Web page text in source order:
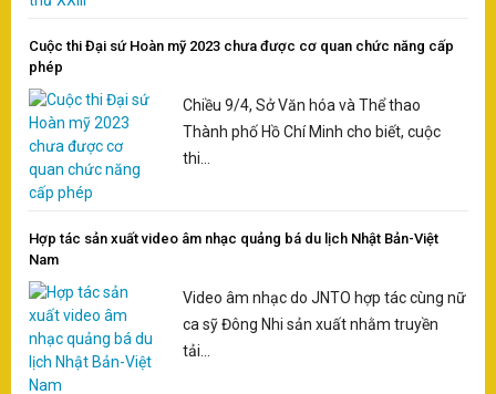
Cuộc thi Đại sứ Hoàn mỹ 2023 chưa được cơ quan chức năng cấp
phép
Chiều 9/4, Sở Văn hóa và Thể thao
Thành phố Hồ Chí Minh cho biết, cuộc
thi...
Hợp tác sản xuất video âm nhạc quảng bá du lịch Nhật Bản-Việt
Nam
Video âm nhạc do JNTO hợp tác cùng nữ
ca sỹ Đông Nhi sản xuất nhằm truyền
tải...